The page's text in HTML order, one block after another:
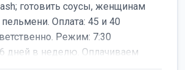
готовить соусы, женщинам
Оплата: 45 и 40
Режим: 7:30
6 дней в неделю. Оплачиваем